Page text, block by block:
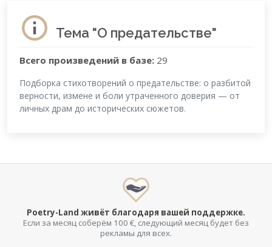
Тема "О предательстве"
Всего произведений в базе: 29
Подборка стихотворений о предательстве: о разбитой
верности, измене и боли утраченного доверия — от
личных драм до исторических сюжетов.
Poetry-Land живёт благодаря вашей поддержке.
Если за месяц соберём 100 €, следующий месяц будет без
рекламы для всех.